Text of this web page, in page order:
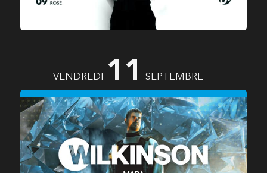
VENDREDI 11 SEPTEMBRE
WILKINSON
(UK)
MARA
(CH)